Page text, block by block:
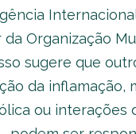
Organização
sugere que
da inflamação,
ou interações